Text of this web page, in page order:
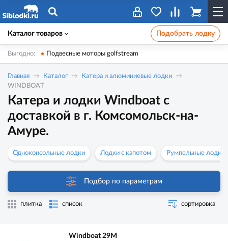
Каталог товаров Подобрать лодку
Выгодно: Подвесные моторы golfstream
Главная Каталог
Катера и алюминиевые лодки
WINDBOAT
Катера и лодки Windboat с
доставкой в г. Комсомольск-на-
Амуре.
Одноконсольные лодки Лодки с капотом Румпельные лодки
Подбор по параметрам
плитка список сортировка
Windboat 29M